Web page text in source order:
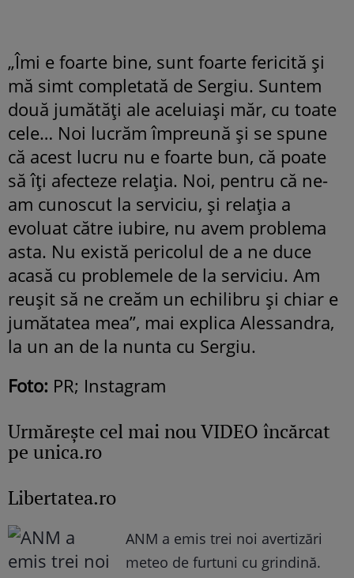
„Îmi e foarte bine, sunt foarte fericită și
mă simt completată de Sergiu. Suntem
două jumătăți ale aceluiași măr, cu toate
cele… Noi lucrăm împreună și se spune
că acest lucru nu e foarte bun, că poate
să îți afecteze relația. Noi, pentru că ne-
am cunoscut la serviciu, și relația a
evoluat către iubire, nu avem problema
asta. Nu există pericolul de a ne duce
acasă cu problemele de la serviciu. Am
reușit să ne creăm un echilibru și chiar e
jumătatea mea”, mai explica Alessandra,
la un an de la nunta cu Sergiu.
Foto: PR; Instagram
Urmăreşte cel mai nou VIDEO încărcat
pe unica.ro
Libertatea.ro
ANM a emis trei noi avertizări
meteo de furtuni cu grindină.